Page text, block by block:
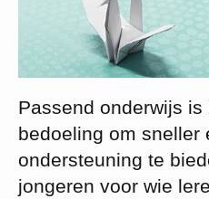
Passend onderwijs
bedoeling om sneller
ondersteuning te
jongeren voor wie